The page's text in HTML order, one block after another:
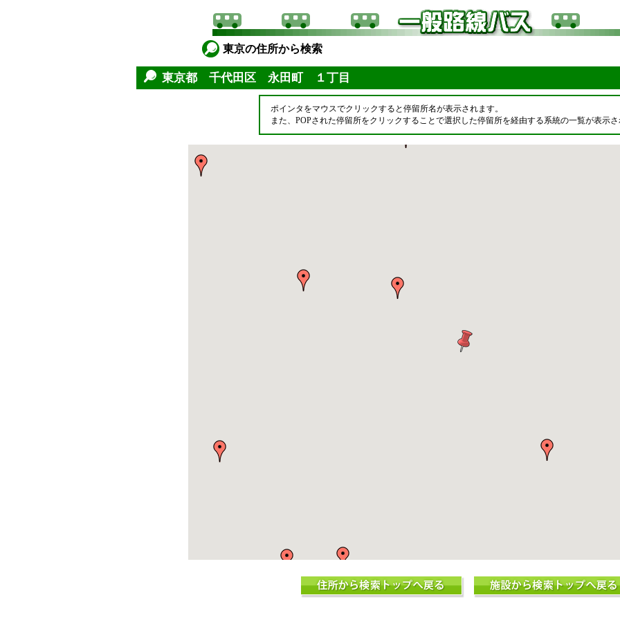
東京の住所から検索
東京都 千代田区 永田町 １丁目
ポインタをマウスでクリックすると停留所名が表示されます。
また、POPされた停留所をクリックすることで選択した停留所を経由する系統の一覧が表示